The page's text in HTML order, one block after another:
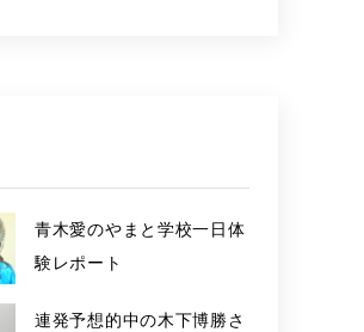
青木愛のやまと学校一日体
験レポート
連発予想的中の木下博勝さ